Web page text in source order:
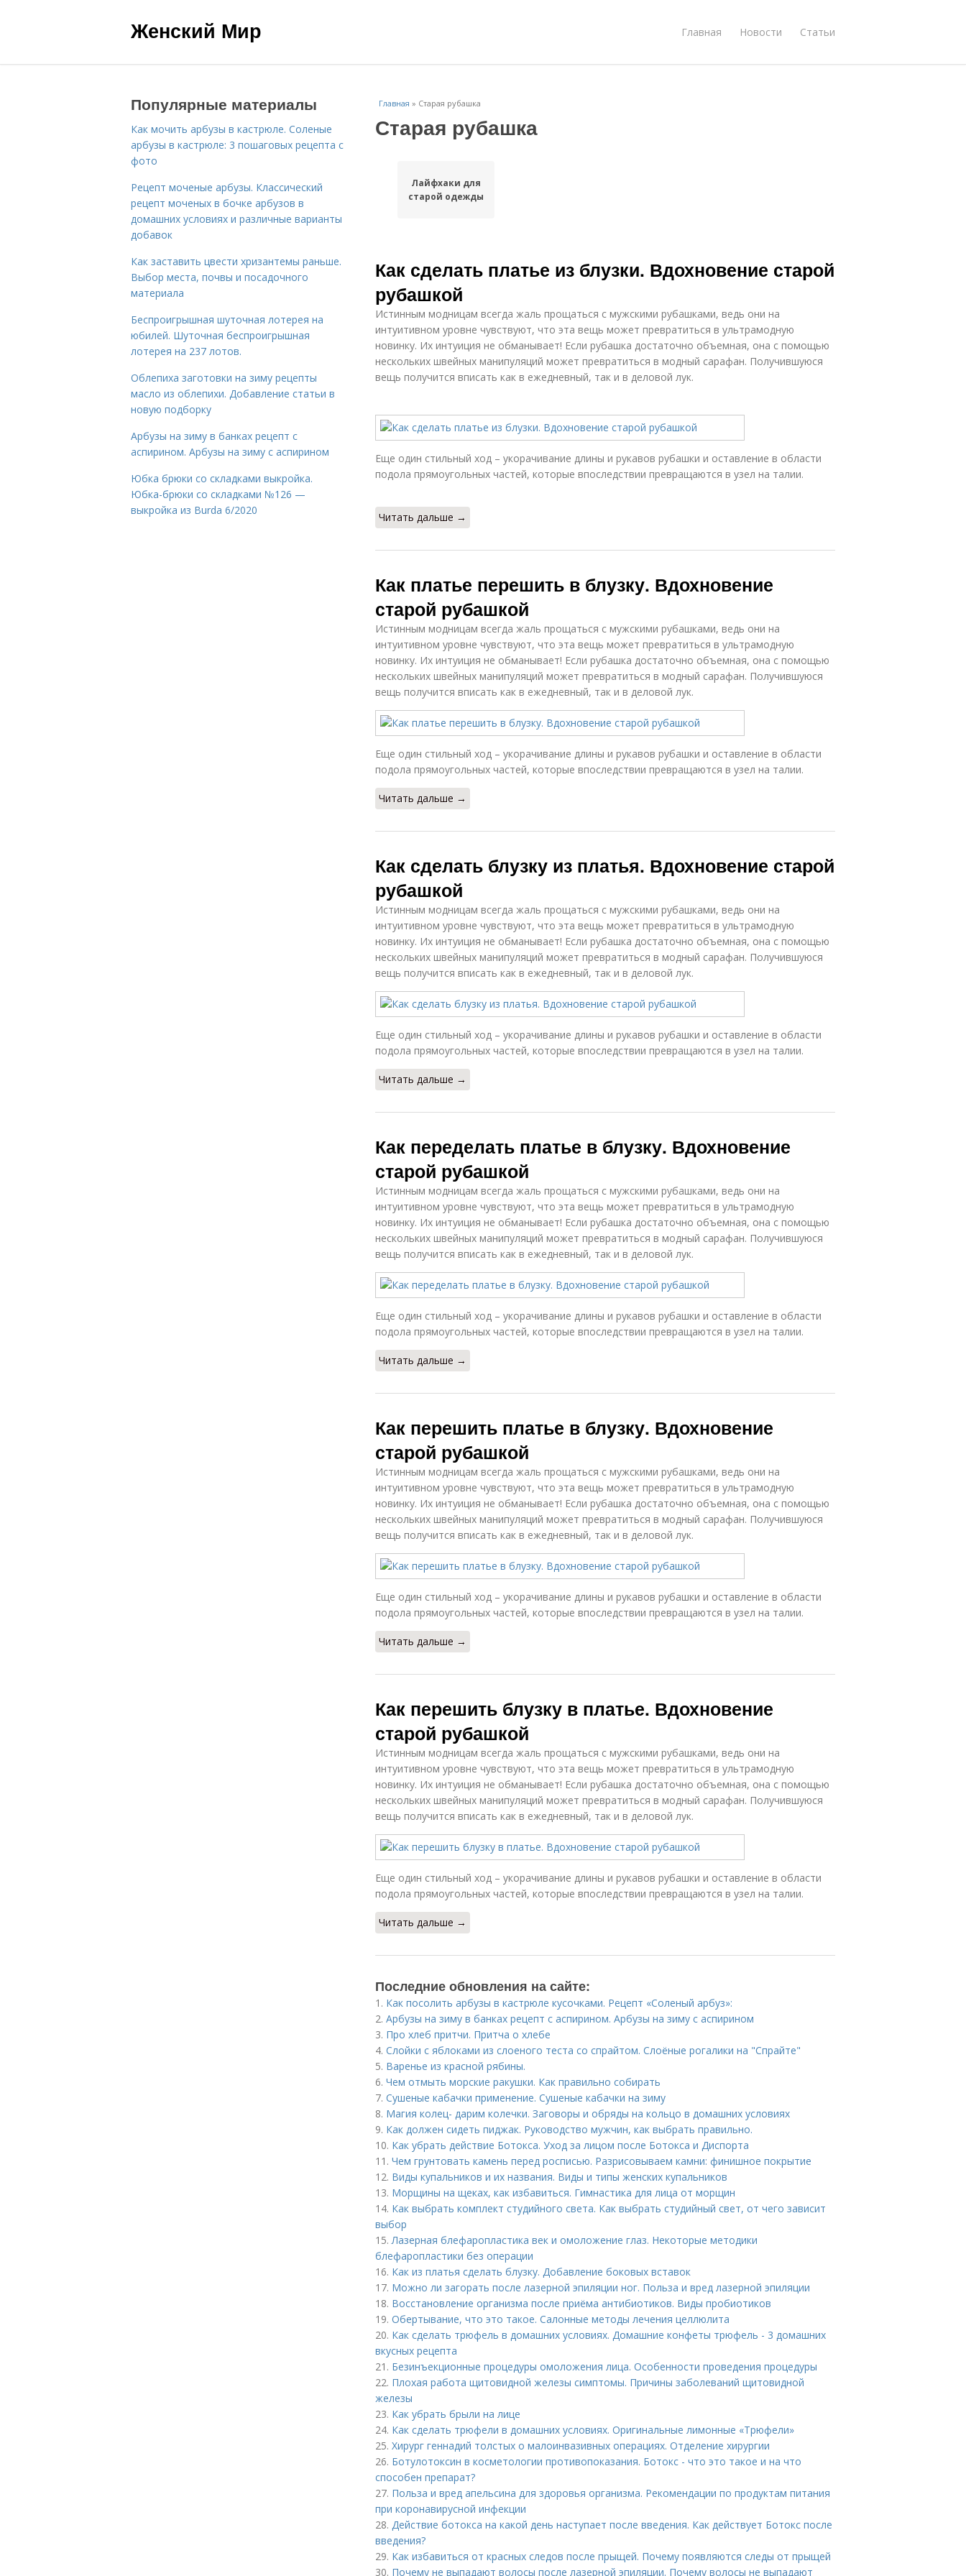
Женский Мир Главная Новости Статьи
Главная » Старая рубашка
Старая рубашка
Лайфхаки для
старой одежды
Как сделать платье из блузки. Вдохновение старой
рубашкой
Истинным модницам всегда жаль прощаться с мужскими рубашками, ведь они на
интуитивном уровне чувствуют, что эта вещь может превратиться в ультрамодную
новинку. Их интуиция не обманывает! Если рубашка достаточно объемная, она с помощью
нескольких швейных манипуляций может превратиться в модный сарафан. Получившуюся
вещь получится вписать как в ежедневный, так и в деловой лук.
Еще один стильный ход – укорачивание длины и рукавов рубашки и оставление в области
подола прямоугольных частей, которые впоследствии превращаются в узел на талии.
Читать дальше →
Как платье перешить в блузку. Вдохновение
старой рубашкой
Истинным модницам всегда жаль прощаться с мужскими рубашками, ведь они на
интуитивном уровне чувствуют, что эта вещь может превратиться в ультрамодную
новинку. Их интуиция не обманывает! Если рубашка достаточно объемная, она с помощью
нескольких швейных манипуляций может превратиться в модный сарафан. Получившуюся
вещь получится вписать как в ежедневный, так и в деловой лук.
Еще один стильный ход – укорачивание длины и рукавов рубашки и оставление в области
подола прямоугольных частей, которые впоследствии превращаются в узел на талии.
Читать дальше →
Как сделать блузку из платья. Вдохновение старой
рубашкой
Истинным модницам всегда жаль прощаться с мужскими рубашками, ведь они на
интуитивном уровне чувствуют, что эта вещь может превратиться в ультрамодную
новинку. Их интуиция не обманывает! Если рубашка достаточно объемная, она с помощью
нескольких швейных манипуляций может превратиться в модный сарафан. Получившуюся
вещь получится вписать как в ежедневный, так и в деловой лук.
Еще один стильный ход – укорачивание длины и рукавов рубашки и оставление в области
подола прямоугольных частей, которые впоследствии превращаются в узел на талии.
Читать дальше →
Как переделать платье в блузку. Вдохновение
старой рубашкой
Истинным модницам всегда жаль прощаться с мужскими рубашками, ведь они на
интуитивном уровне чувствуют, что эта вещь может превратиться в ультрамодную
новинку. Их интуиция не обманывает! Если рубашка достаточно объемная, она с помощью
нескольких швейных манипуляций может превратиться в модный сарафан. Получившуюся
вещь получится вписать как в ежедневный, так и в деловой лук.
Еще один стильный ход – укорачивание длины и рукавов рубашки и оставление в области
подола прямоугольных частей, которые впоследствии превращаются в узел на талии.
Читать дальше →
Как перешить платье в блузку. Вдохновение
старой рубашкой
Истинным модницам всегда жаль прощаться с мужскими рубашками, ведь они на
интуитивном уровне чувствуют, что эта вещь может превратиться в ультрамодную
новинку. Их интуиция не обманывает! Если рубашка достаточно объемная, она с помощью
нескольких швейных манипуляций может превратиться в модный сарафан. Получившуюся
вещь получится вписать как в ежедневный, так и в деловой лук.
Еще один стильный ход – укорачивание длины и рукавов рубашки и оставление в области
подола прямоугольных частей, которые впоследствии превращаются в узел на талии.
Читать дальше →
Как перешить блузку в платье. Вдохновение
старой рубашкой
Истинным модницам всегда жаль прощаться с мужскими рубашками, ведь они на
интуитивном уровне чувствуют, что эта вещь может превратиться в ультрамодную
новинку. Их интуиция не обманывает! Если рубашка достаточно объемная, она с помощью
нескольких швейных манипуляций может превратиться в модный сарафан. Получившуюся
вещь получится вписать как в ежедневный, так и в деловой лук.
Еще один стильный ход – укорачивание длины и рукавов рубашки и оставление в области
подола прямоугольных частей, которые впоследствии превращаются в узел на талии.
Читать дальше →
Последние обновления на сайте:
1. Как посолить арбузы в кастрюле кусочками. Рецепт «Соленый арбуз»:
2. Арбузы на зиму в банках рецепт с аспирином. Арбузы на зиму с аспирином
3. Про хлеб притчи. Притча о хлебе
4. Слойки с яблоками из слоеного теста со спрайтом. Слоёные рогалики на "Спрайте"
5. Варенье из красной рябины.
6. Чем отмыть морские ракушки. Как правильно собирать
7. Сушеные кабачки применение. Сушеные кабачки на зиму
8. Магия колец- дарим колечки. Заговоры и обряды на кольцо в домашних условиях
9. Как должен сидеть пиджак. Руководство мужчин, как выбрать правильно.
10. Как убрать действие Ботокса. Уход за лицом после Ботокса и Диспорта
11. Чем грунтовать камень перед росписью. Разрисовываем камни: финишное покрытие
12. Виды купальников и их названия. Виды и типы женских купальников
13. Морщины на щеках, как избавиться. Гимнастика для лица от морщин
14. Как выбрать комплект студийного света. Как выбрать студийный свет, от чего зависит
выбор
15.Лазерная блефаропластика век и омоложение глаз. Некоторые методики
блефаропластики без операции
16. Как из платья сделать блузку. Добавление боковых вставок
17. Можно ли загорать после лазерной эпиляции ног. Польза и вред лазерной эпиляции
18. Восстановление организма после приёма антибиотиков. Виды пробиотиков
19. Обертывание, что это такое. Салонные методы лечения целлюлита
20. Как сделать трюфель в домашних условиях. Домашние конфеты трюфель - 3 домашних
вкусных рецепта
21. Безинъекционные процедуры омоложения лица. Особенности проведения процедуры
22. Плохая работа щитовидной железы симптомы. Причины заболеваний щитовидной
железы
23. Как убрать брыли на лице
24. Как сделать трюфели в домашних условиях. Оригинальные лимонные «Трюфели»
25. Хирург геннадий толстых о малоинвазивных операциях. Отделение хирургии
26. Ботулотоксин в косметологии противопоказания. Ботокс - что это такое и на что
способен препарат?
27. Польза и вред апельсина для здоровья организма. Рекомендации по продуктам питания
при коронавирусной инфекции
28. Действие ботокса на какой день наступает после введения. Как действует Ботокс после
введения?
29. Как избавиться от красных следов после прыщей. Почему появляются следы от прыщей
30. Почему не выпадают волосы после лазерной эпиляции. Почему волосы не выпадают
Популярные материалы
Как мочить арбузы в кастрюле. Соленые
арбузы в кастрюле: 3 пошаговых рецепта с
фото
Рецепт моченые арбузы. Классический
рецепт моченых в бочке арбузов в
домашних условиях и различные варианты
добавок
Как заставить цвести хризантемы раньше.
Выбор места, почвы и посадочного
материала
Беспроигрышная шуточная лотерея на
юбилей. Шуточная беспроигрышная
лотерея на 237 лотов.
Облепиха заготовки на зиму рецепты
масло из облепихи. Добавление статьи в
новую подборку
Арбузы на зиму в банках рецепт с
аспирином. Арбузы на зиму с аспирином
Юбка брюки со складками выкройка.
Юбка-брюки со складками №126 —
выкройка из Burda 6/2020